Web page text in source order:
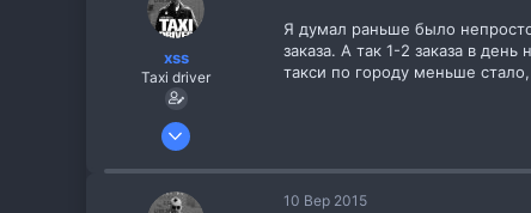
xss
Taxi driver
26 Жов 2013
Я думал раньше было
заказа. А так 1-2 заказа в
такси по городу меньше
10 Вер 2015